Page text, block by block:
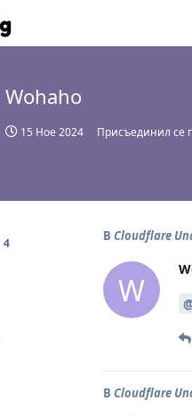
Wohaho
15 Ное 2024 Присъединил се
4 В Cloudflare
W
В Cloudflare